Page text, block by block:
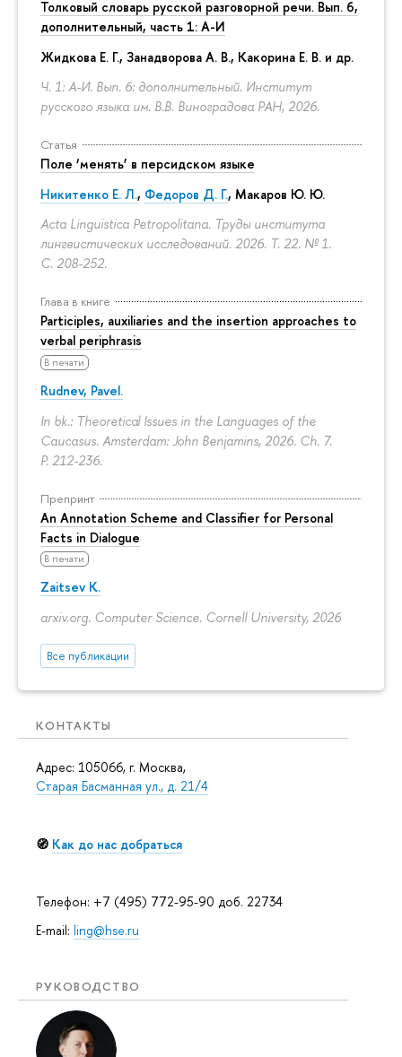
Толковый словарь русской разговорной речи. Вып. 6,
дополнительный, часть 1: А-И
Жидкова Е. Г., Занадворова А. В., Какорина Е. В. и др.
Ч. 1: А-И. Вып. 6: дополнительный. Институт
русского языка им. В.В. Виноградова РАН, 2026.
Статья
Поле ‘менять’ в персидском языке
Никитенко Е. Л., Федоров Д. Г., Макаров Ю. Ю.
Acta Linguistica Petropolitana. Труды института
лингвистических исследований. 2026. Т. 22. № 1.
С. 208-252.
Глава в книге
Participles, auxiliaries and the insertion approaches to
verbal periphrasis
В печати
Rudnev, Pavel.
In bk.: Theoretical Issues in the Languages of the
Caucasus. Amsterdam: John Benjamins, 2026. Ch. 7.
P. 212-236.
Препринт
An Annotation Scheme and Classifier for Personal
Facts in Dialogue
В печати
Zaitsev K.
arxiv.org. Computer Science. Cornell University, 2026
Все публикации
КОНТАКТЫ
Адрес: 105066, г. Москва,
Старая Басманная ул., д. 21/4
🧭 Как до нас добраться
Телефон: +7 (495) 772-95-90 доб. 22734
E-mail: ling@hse.ru
РУКОВОДСТВО